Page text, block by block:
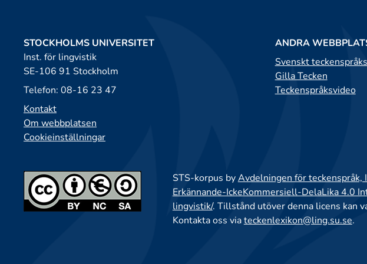
STOCKHOLMS UNIVERSITET
Inst. för lingvistik
SE-106 91 Stockholm
Telefon: 08-16 23 47
Kontakt
Om webbplatsen
Cookieinställningar
ANDRA
Svenskt
Gilla Tecken
Teckenspråksvideo
STS-korpus byAvdelningen för
Erkännande-IckeKommersiell-DelaLika 4.0
lingvistik/. Tillstånd utöver denna licens kan
Kontakta oss viateckenlexikon@ling.su.se.